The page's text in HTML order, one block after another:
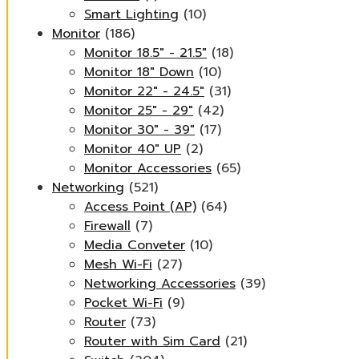
Smart Lighting (10)
Monitor (186)
Monitor 18.5" - 21.5" (18)
Monitor 18" Down (10)
Monitor 22" - 24.5" (31)
Monitor 25" - 29" (42)
Monitor 30" - 39" (17)
Monitor 40" UP (2)
Monitor Accessories (65)
Networking (521)
Access Point (AP) (64)
Firewall (7)
Media Conveter (10)
Mesh Wi-Fi (27)
Networking Accessories (39)
Pocket Wi-Fi (9)
Router (73)
Router with Sim Card (21)